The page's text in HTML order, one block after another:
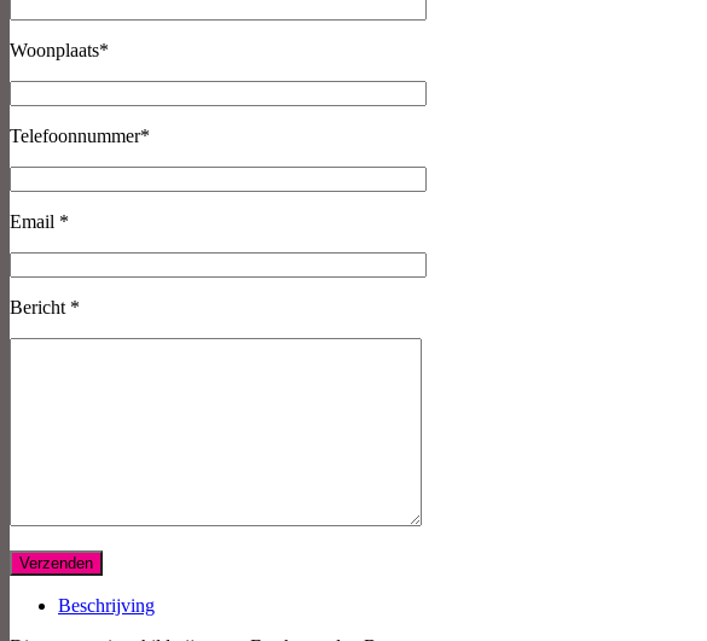
Woonplaats*
Telefoonnummer*
Email *
Bericht *
Beschrijving